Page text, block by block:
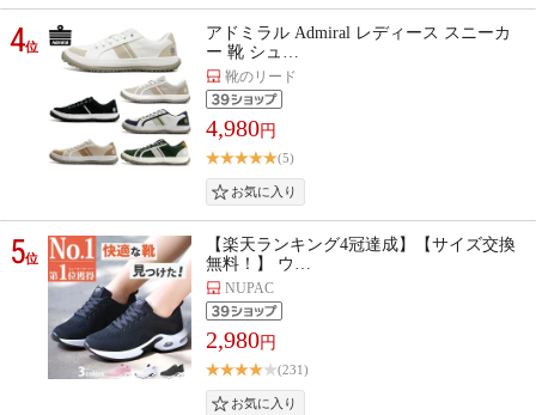
4位
アドミラル Admiral レディース スニーカ
ー 靴 シュ…
靴のリード
4,980円
(5)
5位
【楽天ランキング4冠達成】【サイズ交換
無料！】 ウ…
NUPAC
2,980円
(231)